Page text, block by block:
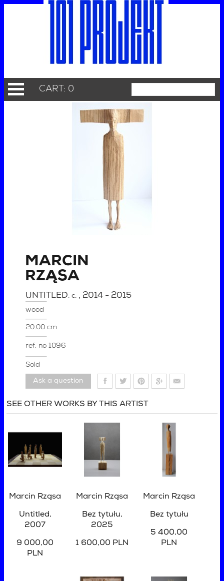
CART: 0
MARCIN
RZĄSA
UNTITLED, c. , 2014 - 2015
wood
20.00 cm
ref. no1096
Sold
Ask a question
SEE OTHER WORKS BY THIS ARTIST
Marcin Rząsa
Untitled,
2007
9 000,00
PLN
Marcin Rząsa
Bez tytułu,
2025
1 600,00 PLN
Marcin Rząsa
Bez tytułu
5 400,00
PLN